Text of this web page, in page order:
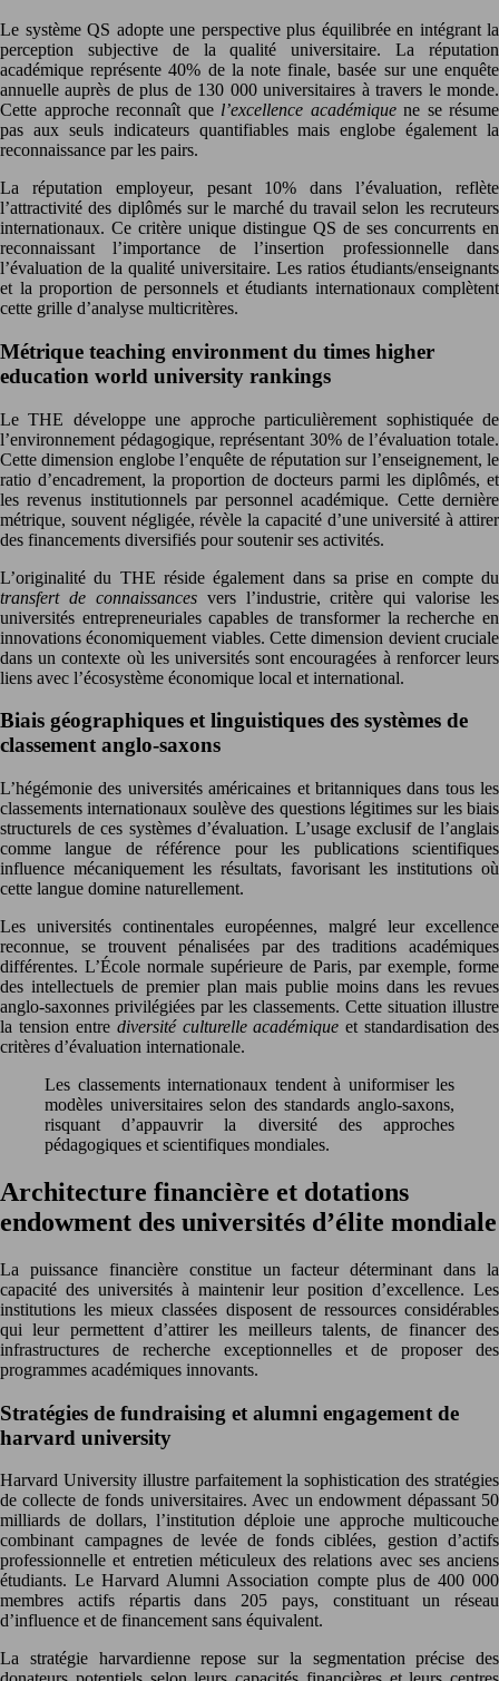
Le système QS adopte une perspective plus équilibrée en intégrant la
perception subjective de la qualité universitaire. La réputation
académique représente 40% de la note finale, basée sur une enquête
annuelle auprès de plus de 130 000 universitaires à travers le monde.
Cette approche reconnaît que l’excellence académique ne se résume
pas aux seuls indicateurs quantifiables mais englobe également la
reconnaissance par les pairs.
La réputation employeur, pesant 10% dans l’évaluation, reflète
l’attractivité des diplômés sur le marché du travail selon les recruteurs
internationaux. Ce critère unique distingue QS de ses concurrents en
reconnaissant l’importance de l’insertion professionnelle dans
l’évaluation de la qualité universitaire. Les ratios étudiants/enseignants
et la proportion de personnels et étudiants internationaux complètent
cette grille d’analyse multicritères.
Métrique teaching environment du times higher
education world university rankings
Le THE développe une approche particulièrement sophistiquée de
l’environnement pédagogique, représentant 30% de l’évaluation totale.
Cette dimension englobe l’enquête de réputation sur l’enseignement, le
ratio d’encadrement, la proportion de docteurs parmi les diplômés, et
les revenus institutionnels par personnel académique. Cette dernière
métrique, souvent négligée, révèle la capacité d’une université à attirer
des financements diversifiés pour soutenir ses activités.
L’originalité du THE réside également dans sa prise en compte du
transfert de connaissances vers l’industrie, critère qui valorise les
universités entrepreneuriales capables de transformer la recherche en
innovations économiquement viables. Cette dimension devient cruciale
dans un contexte où les universités sont encouragées à renforcer leurs
liens avec l’écosystème économique local et international.
Biais géographiques et linguistiques des systèmes de
classement anglo-saxons
L’hégémonie des universités américaines et britanniques dans tous les
classements internationaux soulève des questions légitimes sur les biais
structurels de ces systèmes d’évaluation. L’usage exclusif de l’anglais
comme langue de référence pour les publications scientifiques
influence mécaniquement les résultats, favorisant les institutions où
cette langue domine naturellement.
Les universités continentales européennes, malgré leur excellence
reconnue, se trouvent pénalisées par des traditions académiques
différentes. L’École normale supérieure de Paris, par exemple, forme
des intellectuels de premier plan mais publie moins dans les revues
anglo-saxonnes privilégiées par les classements. Cette situation illustre
la tension entre diversité culturelle académiqueet standardisation des
critères d’évaluation internationale.
Les classements internationaux tendent à uniformiser les
modèles universitaires selon des standards anglo-saxons,
risquant d’appauvrir la diversité des approches
pédagogiques et scientifiques mondiales.
Architecture financière et dotations
endowment des universités d’élite mondiale
La puissance financière constitue un facteur déterminant dans la
capacité des universités à maintenir leur position d’excellence. Les
institutions les mieux classées disposent de ressources considérables
qui leur permettent d’attirer les meilleurs talents, de financer des
infrastructures de recherche exceptionnelles et de proposer des
programmes académiques innovants.
Stratégies de fundraising et alumni engagement de
harvard university
Harvard University illustre parfaitement la sophistication des stratégies
de collecte de fonds universitaires. Avec un endowment dépassant 50
milliards de dollars, l’institution déploie une approche multicouche
combinant campagnes de levée de fonds ciblées, gestion d’actifs
professionnelle et entretien méticuleux des relations avec ses anciens
étudiants. Le Harvard Alumni Association compte plus de 400 000
membres actifs répartis dans 205 pays, constituant un réseau
d’influence et de financement sans équivalent.
La stratégie harvardienne repose sur la segmentation précise des